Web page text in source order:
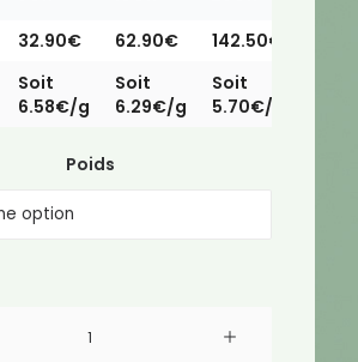
32.90€ 62.90€
142.50€
Soit
6.58€/g
Soit
6.29€/g
Soit
5.70€/g
Poids
de